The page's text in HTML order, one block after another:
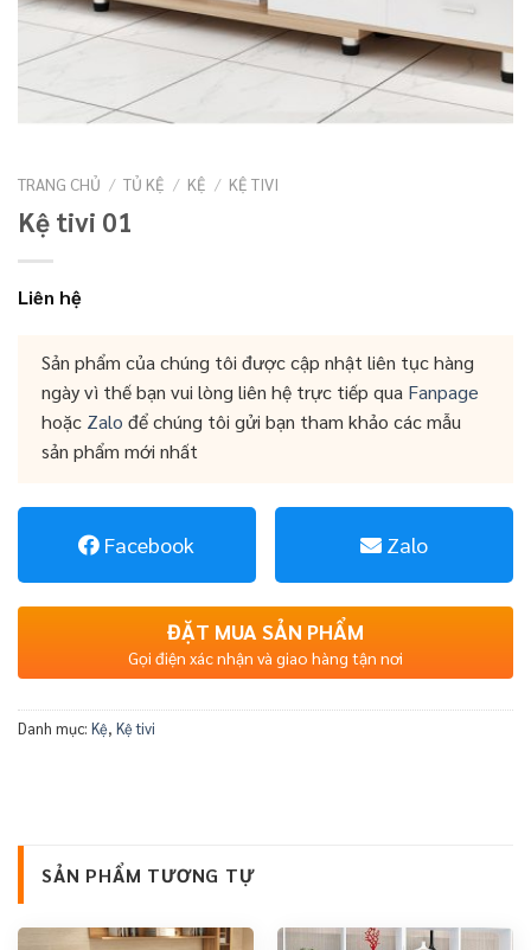
TRANG CHỦ / TỦ KỆ / KỆ / KỆ TIVI
Kệ tivi 01
Liên hệ
Sản phẩm của chúng tôi được cập nhật liên tục hàng
ngày vì thế bạn vui lòng liên hệ trực tiếp qua Fanpage
hoặc Zalo để chúng tôi gửi bạn tham khảo các mẫu
sản phẩm mới nhất
Facebook Zalo
ĐẶT MUA SẢN PHẨM
Gọi điện xác nhận và giao hàng tận nơi
Danh mục: Kệ, Kệ tivi
SẢN PHẨM TƯƠNG TỰ